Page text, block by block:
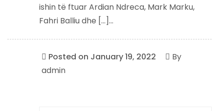
ishin të ftuar Ardian Ndreca, Mark Marku,
Fahri Balliu dhe […]...
Posted on January 19, 2022
By
admin